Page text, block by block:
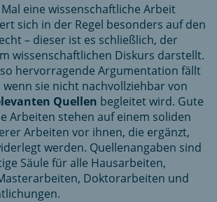
eine wissenschaftliche Arbeit
sich in der Regel besonders auf den
– dieser ist es schließlich, der
wissenschaftlichen Diskurs darstellt.
hervorragende Argumentation fällt
sie nicht nachvollziehbar von
Quellen begleitet wird. Gute
Arbeiten stehen auf einem soliden
Arbeiten vor ihnen, die ergänzt,
werden. Quellenangaben sind
Säule für alle Hausarbeiten,
Doktorarbeiten und